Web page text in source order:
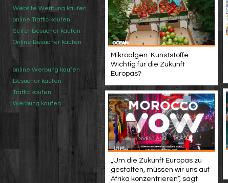
Website Werbung kaufen
online Traffic kaufen
SeitenBesucher kaufen
Online Besucher kaufen
online Werbung kaufen
Besucher kaufen
Traffic kaufen
Werbung kaufen
Mikroalgen-Kunststoffe:
Wichtig für die Zukunft
Europas?
„Um die Zukunft Europas zu
gestalten, müssen wir uns auf
Afrika konzentrieren“, sagt